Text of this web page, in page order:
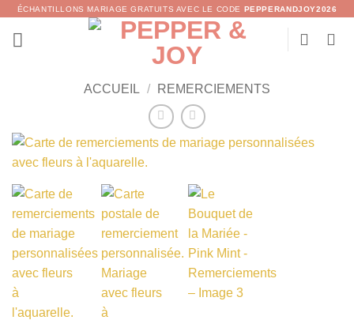
Passer
contenu
ÉCHANTILLONS MARIAGE GRATUITS AVEC LE CODE PEPPERANDJOY2026
ACCUEIL / REMERCIEMENTS